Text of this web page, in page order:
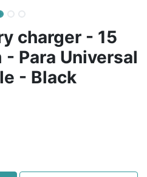
charger - 15
Para Universal
- Black